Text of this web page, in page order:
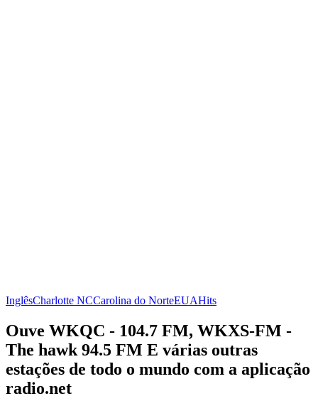
InglêsCharlotte NCCarolina do NorteEUAHits
Ouve WKQC - 104.7 FM, WKXS-FM -
The hawk 94.5 FM E várias outras
estações de todo o mundo com a aplicação
radio.net